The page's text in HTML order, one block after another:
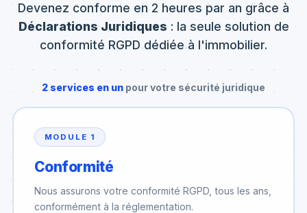
Devenez conforme en 2 heures par an grâce à
Déclarations Juridiques : la seule solution de
conformité RGPD dédiée à l'immobilier.
2 services en un pour votre sécurité juridique
MODULE 1
Conformité
Nous assurons votre conformité RGPD, tous les ans,
conformément à la réglementation.